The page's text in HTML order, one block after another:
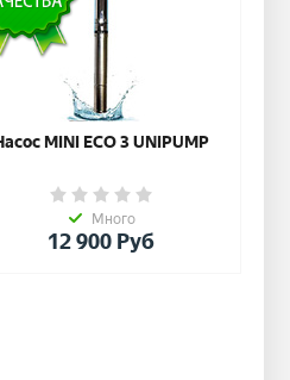
MINI ЕСО 3 UNIPUMP
Много
12 900Руб